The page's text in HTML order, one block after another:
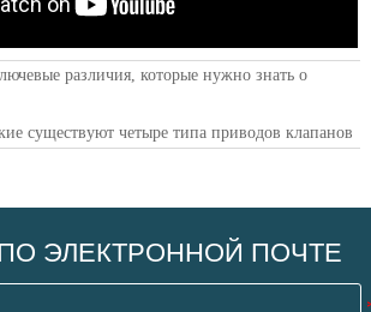
различия, которые нужно знать о
существуют четыре типа приводов клапанов
ЭЛЕКТРОННОЙ ПОЧТЕ